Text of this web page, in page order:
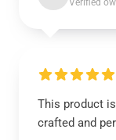
Verified
This product
crafted and